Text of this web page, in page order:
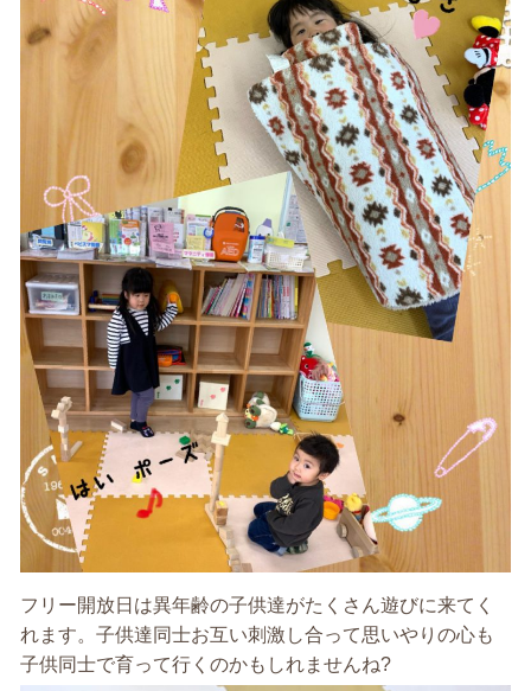
フリー開放日は異年齢の子供達がたくさん遊びに来てく
れます。子供達同士お互い刺激し合って思いやりの心も
子供同士で育って行くのかもしれませんね?